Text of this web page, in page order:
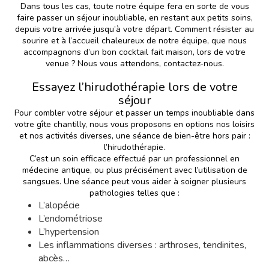
Dans tous les cas, toute notre équipe fera en sorte de vous
faire passer un séjour inoubliable, en restant aux petits soins,
depuis votre arrivée jusqu’à votre départ. Comment résister au
sourire et à l’accueil chaleureux de notre équipe, que nous
accompagnons d’un bon cocktail fait maison, lors de votre
venue ? Nous vous attendons, contactez-nous.
Essayez l’hirudothérapie lors de votre
séjour
Pour combler votre séjour et passer un temps inoubliable dans
votre gîte chantilly, nous vous proposons en options nos loisirs
et nos activités diverses, une séance de bien-être hors pair :
l’hirudothérapie.
C’est un soin efficace effectué par un professionnel en
médecine antique, ou plus précisément avec l’utilisation de
sangsues. Une séance peut vous aider à soigner plusieurs
pathologies telles que :
L’alopécie
L’endométriose
L’hypertension
Les inflammations diverses : arthroses, tendinites,
abcès…